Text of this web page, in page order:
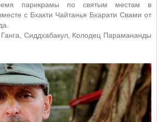
парикрамы по святым местам в
с Бхакти Чайтанья Бхарати Свами от
Сиддхабакул, Колодец Парамананды